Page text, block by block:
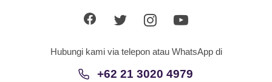
Hubungi kami via telepon atau WhatsApp di
+62 21 3020 4979